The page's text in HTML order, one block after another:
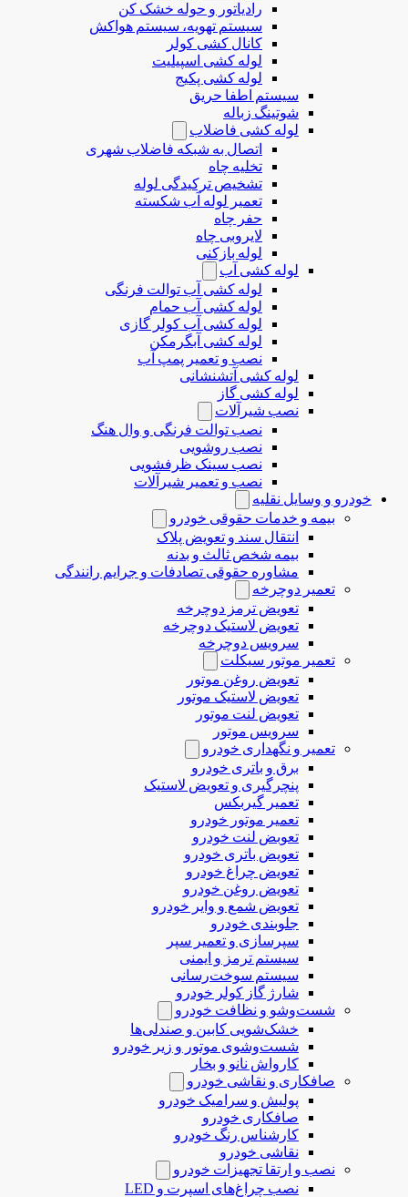
رادیاتور و حوله خشک کن
سیستم تهویه، سیستم هواکش
کانال کشی کولر
لوله کشی اسپیلیت
لوله کشی پکیج
سیستم اطفا حریق
شوتینگ زباله
لوله كشی فاضلاب
اتصال به شبکه فاضلاب شهری
تخلیه چاه
تشخیص ترکیدگی لوله
تعمیر لوله آب شکسته
حفر چاه
لایروبی چاه
لوله بازکنی
لوله کشی آب
لوله کشی آب توالت فرنگی
لوله کشی آب حمام
لوله کشی آب کولر گازی
لوله کشی آبگرمکن
نصب و تعمیر پمپ آب
لوله کشی آتشنشانی
لوله کشی گاز
نصب شیرآلات
نصب توالت فرنگی و وال هنگ
نصب روشویی
نصب سینک ظرفشویی
نصب و تعمیر شیرآلات
خودرو و وسایل نقلیه
بیمه و خدمات حقوقی خودرو
انتقال سند و تعویض پلاک
بیمه شخص ثالث و بدنه
مشاوره حقوقی تصادفات و جرایم رانندگی
تعمیر دوچرخه
تعویض ترمز دوچرخه
تعویض لاستیک دوچرخه
سرویس دوچرخه
تعمیر موتور سیکلت
تعویض روغن موتور
تعویض لاستیک موتور
تعویض لنت موتور
سرویس موتور
تعمیر و نگهداری خودرو
برق و باتری خودرو
پنچرگیری و تعویض لاستیک
تعمیر گیربکس
تعمیر موتور خودرو
تعوبض لنت خودرو
تعویض باتری خودرو
تعویض چراغ خودرو
تعویض روغن خودرو
تعویض شمع و وایر خودرو
جلوبندی خودرو
سپرسازی و تعمیر سپر
سیستم ترمز و ایمنی
سیستم سوخت‌رسانی
شارژ گاز کولر خودرو
شست‌وشو و نظافت خودرو
خشک‌شویی کابین و صندلی‌ها
شست‌وشوی موتور و زیر خودرو
کارواش نانو و بخار
صافکاری و نقاشی خودرو
پولیش و سرامیک خودرو
صافکاری خودرو
کارشناس رنگ خودرو
نقاشی خودرو
نصب و ارتقا تجهیزات خودرو
نصب چراغ‌های اسپرت و LED